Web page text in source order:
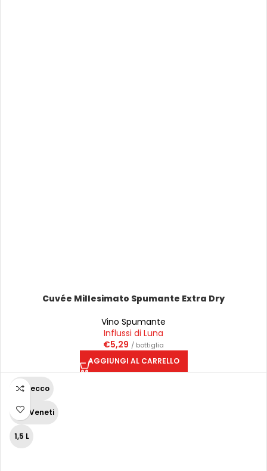
Cuvée Millesimato Spumante Extra Dry
Vino Spumante
Influssi di Luna
€5,29 / bottiglia
AGGIUNGI AL CARRELLO
Prosecco
Vini Veneti
1,5 L